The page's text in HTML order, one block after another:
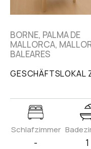
BORNE, PALMA DE
MALLORCA,
BALEARES
GESCHÄFTSLOKAL
Schlafzimmer
- 1